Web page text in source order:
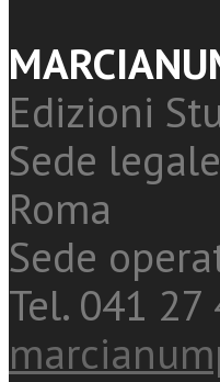
Edizioni
Sede
Roma
Sede
Tel. 041